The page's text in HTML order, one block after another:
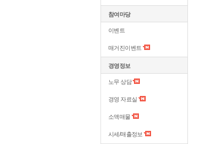
참여마당
이벤트
매거진이벤트
경영정보
노무 상담
경영 자료실
소액매물
시세/매출정보